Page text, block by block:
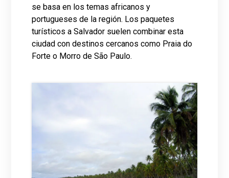
se basa en los temas africanos y
portugueses de la región. Los paquetes
turísticos a Salvador suelen combinar esta
ciudad con destinos cercanos como Praia do
Forte o Morro de São Paulo.